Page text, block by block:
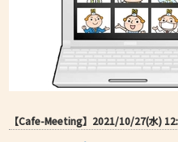
【Cafe-Meeting】2021/10/27(水)